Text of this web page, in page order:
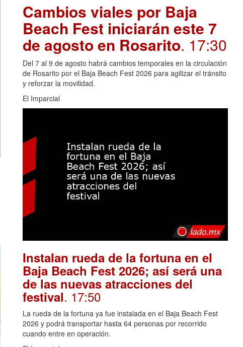
Cambios viales por Baja
Beach Fest iniciarán este 7
de agosto en Rosarito. 17:30
Del 7 al 9 de agosto habrá cambios temporales en la circulación
de Rosarito por el Baja Beach Fest 2026 para agilizar el tránsito
y reforzar la movilidad.
El Imparcial
Instalan rueda de la fortuna en el
Baja Beach Fest 2026; así será una
de las nuevas atracciones del
festival. 17:50
La rueda de la fortuna ya fue instalada en el Baja Beach Fest
2026 y podrá transportar hasta 64 personas por recorrido
cuando entre en operación.